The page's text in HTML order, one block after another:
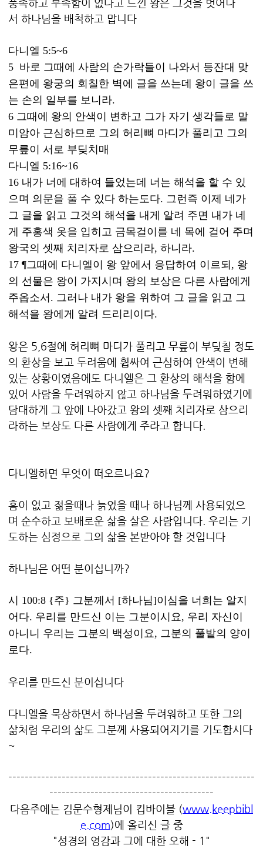
서 하나님을 배척하고 맙니다
다니엘 5:5~6
5 바로 그때에 사람의 손가락들이 나와서 등잔대 맞
은편에 왕궁의 회칠한 벽에 글을 쓰는데 왕이 글을 쓰
는 손의 일부를 보니라.
6 그때에 왕의 안색이 변하고 그가 자기 생각들로 말
미암아 근심하므로 그의 허리뼈 마디가 풀리고 그의
무릎이 서로 부딪치매
다니엘 5:16~16
16 내가 너에 대하여 들었는데 너는 해석을 할 수 있
으며 의문을 풀 수 있다 하는도다. 그런즉 이제 네가
그 글을 읽고 그것의 해석을 내게 알려 주면 내가 네
게 주홍색 옷을 입히고 금목걸이를 네 목에 걸어 주며
왕국의 셋째 치리자로 삼으리라, 하니라.
17 ¶그때에 다니엘이 왕 앞에서 응답하여 이르되, 왕
의 선물은 왕이 가지시며 왕의 보상은 다른 사람에게
주옵소서. 그러나 내가 왕을 위하여 그 글을 읽고 그
해석을 왕에게 알려 드리리이다.
왕은 5,6절에 허리뼈 마디가 풀리고 무릎이 부딪칠 정도
의 환상을 보고 두려움에 휩싸여 근심하여 안색이 변해
있는 상황이였음에도 다니엘은 그 환상의 해석을 함에
있어 사람을 두려워하지 않고 하나님을 두려워하였기에
담대하게 그 앞에 나아갔고 왕의 셋째 치리자로 삼으리
라하는 보상도 다른 사람에게 주라고 합니다.
다니엘하면 무엇이 떠오르나요?
흠이 없고 젊을때나 늙었을 때나 하나님께 사용되었으
며 순수하고 보배로운 삶을 살은 사람입니다. 우리는 기
도하는 심정으로 그의 삶을 본받아야 할 것입니다
하나님은 어떤 분이십니까?
시 100:8 {주} 그분께서 [하나님]이심을 너희는 알지
어다. 우리를 만드신 이는 그분이시요, 우리 자신이
아니니 우리는 그분의 백성이요, 그분의 풀밭의 양이
로다.
우리를 만드신 분이십니다
다니엘을 묵상하면서 하나님을 두려워하고 또한 그의
삶처럼 우리의 삶도 그분께 사용되어지기를 기도합시다
~
------------------------------------------------------------
----------------------------------------
다음주에는 김문수형제님이 킵바이블 (www.keepbibl
e.com)에 올리신 글 중
"성경의 영감과 그에 대한 오해 - 1"